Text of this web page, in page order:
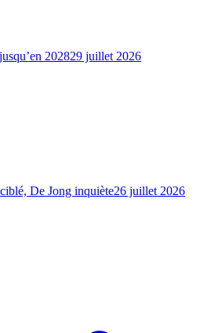
202829 juillet 2026
De Jong inquiète26 juillet 2026